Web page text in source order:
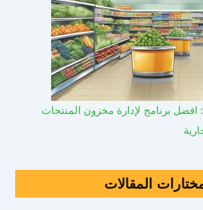
افضل برنامج لإدارة مخزون المنتجات
المقالات